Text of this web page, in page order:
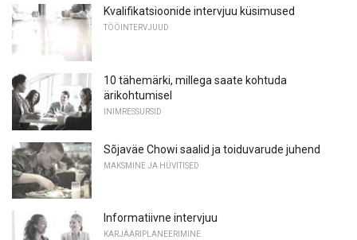
Kvalifikatsioonide intervjuu küsimused
TÖÖINTERVJUUD
10 tähemärki, millega saate kohtuda
ärikohtumisel
INIMRESSURSID
Sõjaväe Chowi saalid ja toiduvarude juhend
MAKSMINE JA HÜVITISED
Informatiivne intervjuu
KARJÄÄRIPLANEERIMINE